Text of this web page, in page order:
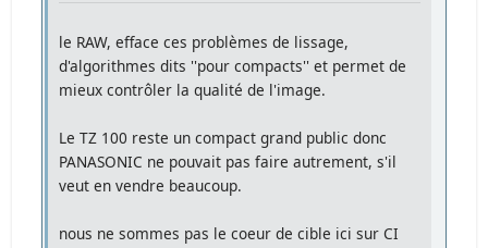
le RAW, efface ces problèmes de lissage,
d'algorithmes dits ''pour compacts'' et permet de
mieux contrôler la qualité de l'image.
Le TZ 100 reste un compact grand public donc
PANASONIC ne pouvait pas faire autrement, s'il
veut en vendre beaucoup.
nous ne sommes pas le coeur de cible ici sur CI